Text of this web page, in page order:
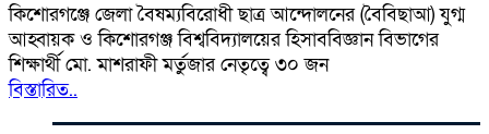
কিশোরগঞ্জে জেলা বৈষম্যবিরোধী ছাত্র আন্দোলনের (বৈবিছাআ) যুগ্ম
আহ্বায়ক ও কিশোরগঞ্জ বিশ্ববিদ্যালয়ের হিসাববিজ্ঞান বিভাগের
শিক্ষার্থী মো. মাশরাফী মর্তুজার নেতৃত্বে ৩০ জন
বিস্তারিত..